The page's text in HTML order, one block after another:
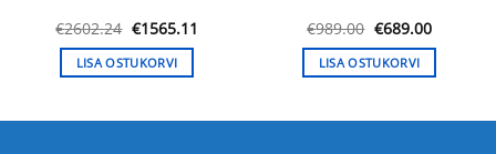
€2602.24 Algne
oli:
€2602.24.
€1565.11
LISA OSTUKORVI
€989.00 Algne
oli:
€989.00.
€689.00
on:
€689.00.
LISA OSTUKORVI